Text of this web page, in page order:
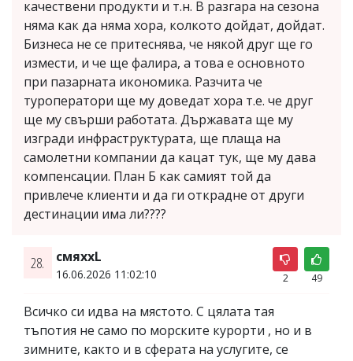
качествени продукти и т.н. В разгара на сезона
няма как да няма хора, колкото дойдат, дойдат.
Бизнеса не се притеснява, че някой друг ще го
измести, и че ще фалира, а това е основното
при пазарната икономика. Разчита че
туроператори ще му доведат хора т.е. че друг
ще му свърши работата. Държавата ще му
изгради инфраструктурата, ще плаща на
самолетни компании да кацат тук, ще му дава
компенсации. План Б как самият той да
привлече клиенти и да ги открадне от други
дестинации има ли????
28. смяххL
16.06.2026 11:02:10 2 49
Всичко си идва на мястото. С цялата тая
тъпотия не само по морските курорти , но и в
зимните, както и в сферата на услугите, се